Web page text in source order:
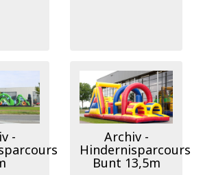
- Archiv -
Hindernisparcours
Bunt 13,5m